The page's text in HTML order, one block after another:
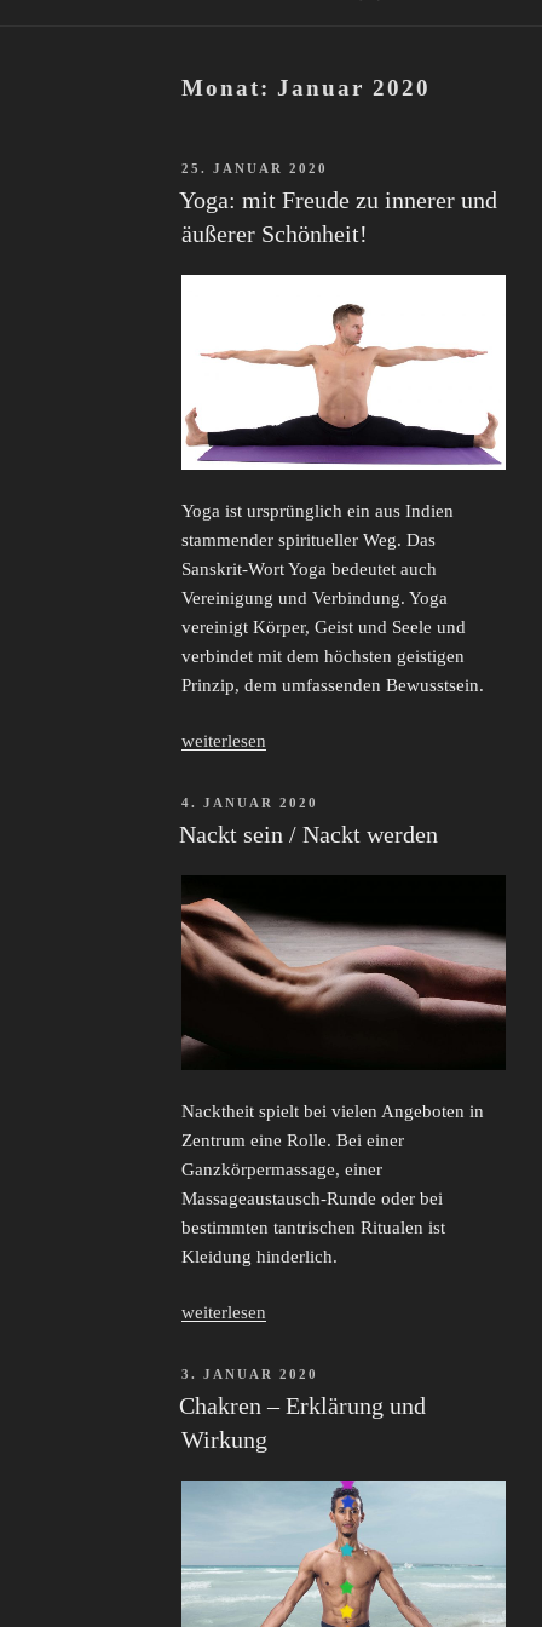
Monat:Januar 2020
VERÖFFENTLICHT
25. JANUAR 2020
Yoga: mit Freude zu innerer und
äußerer Schönheit!
Yoga ist ursprünglich ein aus Indien
stammender spiritueller Weg. Das
Sanskrit-Wort Yoga bedeutet auch
Vereinigung und Verbindung. Yoga
vereinigt Körper, Geist und Seele und
verbindet mit dem höchsten geistigen
Prinzip, dem umfassenden Bewusstsein.
„Yoga:
Freude
zu
äußerer
Schönheit!“
weiterlesen
VERÖFFENTLICHT
4. JANUAR 2020
Nackt sein / Nackt werden
Nacktheit spielt bei vielen Angeboten in
Zentrum eine Rolle. Bei einer
Ganzkörpermassage, einer
Massageaustausch-Runde oder bei
bestimmten tantrischen Ritualen ist
Kleidung hinderlich.
„Nackt
/
Nackt
werden“
weiterlesen
VERÖFFENTLICHT
AM
3. JANUAR 2020
Chakren – Erklärung und
Wirkung